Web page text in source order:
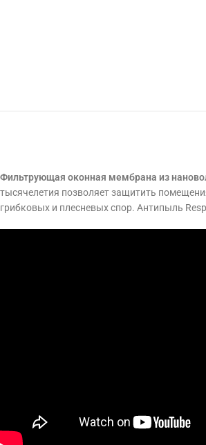
Фильтрующая оконная мембрана из
тысячелетия позволяет защитить
грибковых и плесневых спор. Антипыль